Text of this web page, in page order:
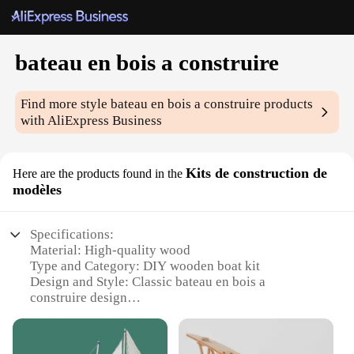
bateau en bois a construire
Find more stylebateau en bois a construire products
with AliExpress Business
Here are the products found in the Kits de construction de
modèles
Specifications:
Material: High-quality wood
Type and Category: DIY wooden boat kit
Design and Style: Classic bateau en bois a
construire design
Typical Adaptive Scenario: Suitable for both indoor